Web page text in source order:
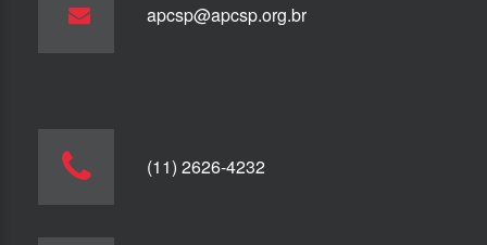
apcsp@apcsp.org.br
(11) 2626-4232